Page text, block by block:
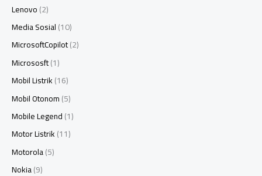
Lenovo(2)
Media Sosial(10)
MicrosoftCopilot(2)
Micrososft(1)
Mobil Listrik(16)
Mobil Otonom(5)
Mobile Legend(1)
Motor Listrik(11)
Motorola(5)
Nokia(9)